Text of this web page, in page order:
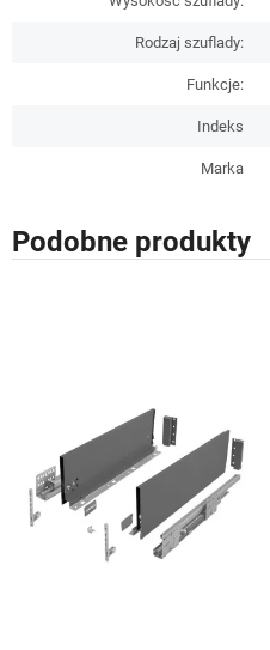
Rodzaj szuflady:
Funkcje:
Indeks
Marka
Podobne produkty